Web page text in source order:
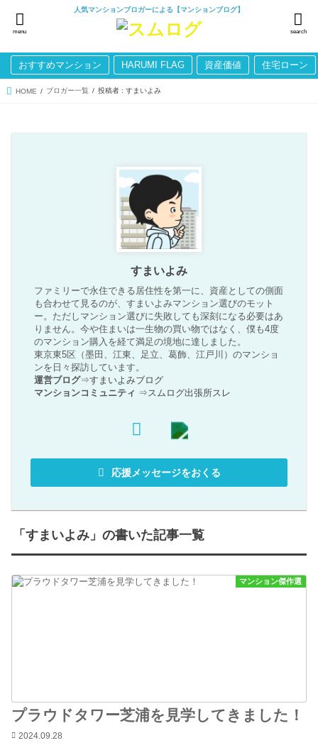
人気マンションブロガーによる【マンションブログ】
search
menu
おすすめマンション HARUMI FLAG 資産価値 住宅ローン
HOME ブロガー一覧 投稿者 : すまいよみ
すまいよみ
ファミリーで永住できる居住性を第一に、資産としての側面
も合わせて見るのが、すまいよみマンション選びのモット
ー。ただしマンション選びに失敗しても深刻になる必要はあ
りません。今や住まいは一生物の買い物ではなく、僕も4度
のマンション購入を経て満足の境地に達しました。
東京東5区（墨田、江東、足立、葛飾、江戸川）のマンショ
ンを日々探訪しています。
運営ブログ⇒すまいよみブログ
マンションコミュニティ ⇒スムログ出張所スレ
応援メッセージをおくる
「すまいよみ」の書いた記事一覧
マンション傑作選
プラウドタワー芝浦を見学してきました！
2024.09.28